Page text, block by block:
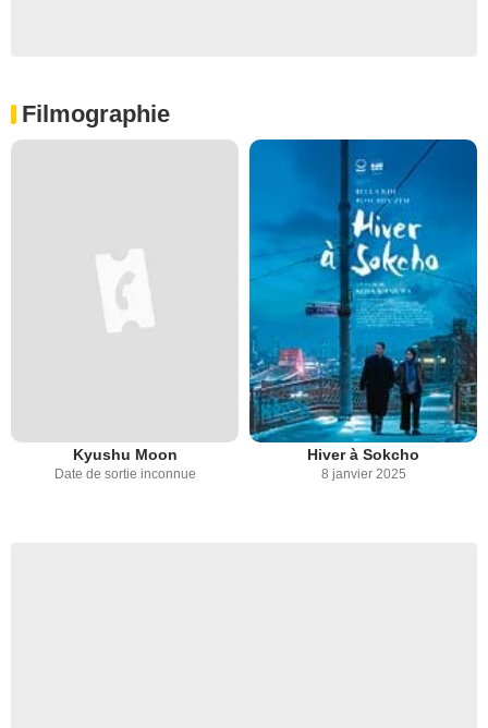
Filmographie
Kyushu Moon
Date de sortie inconnue
Hiver à Sokcho
8 janvier 2025